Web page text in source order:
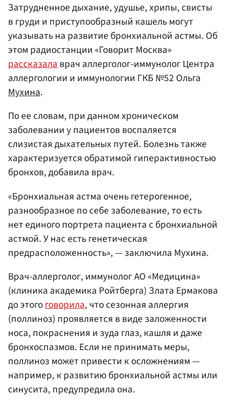
Затрудненное дыхание, удушье, хрипы, свисты
в груди и приступообразный кашель могут
указывать на развитие бронхиальной астмы. Об
этом радиостанции «Говорит Москва»
рассказалаврач аллерголог-иммунолог Центра
аллергологии и иммунологии ГКБ №52 Ольга
Мухина.
По ее словам, при данном хроническом
заболевании у пациентов воспаляется
слизистая дыхательных путей. Болезнь также
характеризуется обратимой гиперактивностью
бронхов, добавила врач.
«Бронхиальная астма очень гетерогенное,
разнообразное по себе заболевание, то есть
нет единого портрета пациента с бронхиальной
астмой. У нас есть генетическая
предрасположенность», — заключила Мухина.
Врач-аллерголог, иммунолог АО «Медицина»
(клиника академика Ройтберга) Злата Ермакова
до этогоговорила, что сезонная аллергия
(поллиноз) проявляется в виде заложенности
носа, покраснения и зуда глаз, кашля и даже
бронхоспазмов. Если не принимать меры,
поллиноз может привести к осложнениям —
например, к развитию бронхиальной астмы или
синусита, предупредила она.